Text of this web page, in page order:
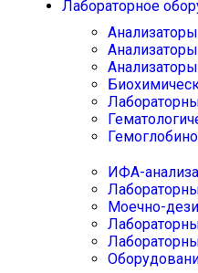
Лабораторное
ИФА-
Моечно-